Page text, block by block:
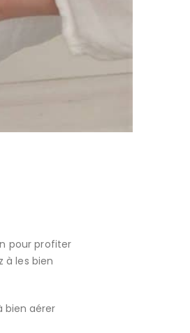
pour profiter
à les bien
bien aérer